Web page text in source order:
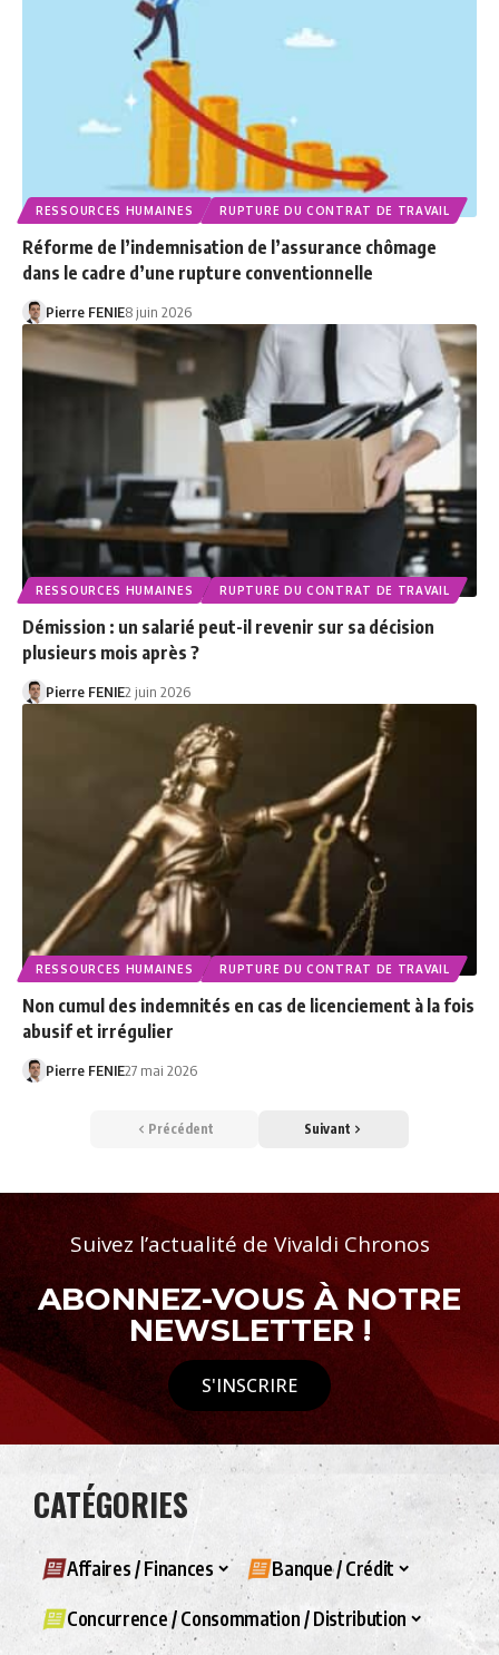
RESSOURCES HUMAINES RUPTURE DU CONTRAT DE TRAVAIL
Réforme de l’indemnisation de l’assurance chômage
dans le cadre d’une rupture conventionnelle
Pierre FENIE8 juin 2026
RESSOURCES HUMAINES RUPTURE DU CONTRAT DE TRAVAIL
Démission : un salarié peut-il revenir sur sa décision
plusieurs mois après ?
Pierre FENIE2 juin 2026
RESSOURCES HUMAINES RUPTURE DU CONTRAT DE TRAVAIL
Non cumul des indemnités en cas de licenciement à la fois
abusif et irrégulier
Pierre FENIE27 mai 2026
Précédent Suivant
Suivez l’actualité de Vivaldi Chronos
ABONNEZ-VOUS À NOTRE
NEWSLETTER !
S'INSCRIRE
CATÉGORIES
Affaires / Finances Banque / Crédit
Concurrence / Consommation / Distribution